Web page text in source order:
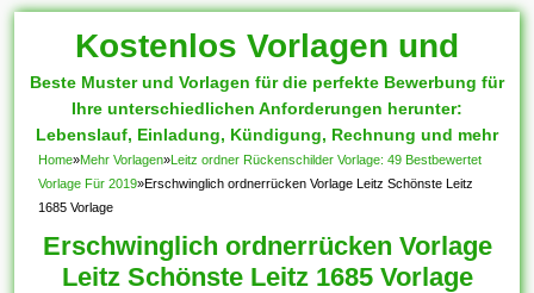
Kostenlos Vorlagen und
Muster
Beste Muster und Vorlagen für die perfekte Bewerbung für
Ihre unterschiedlichen Anforderungen herunter:
Lebenslauf, Einladung, Kündigung, Rechnung und mehr
Home»Mehr Vorlagen»Leitz ordner Rückenschilder Vorlage: 49 Bestbewertet
Vorlage Für 2019»Erschwinglich ordnerrücken Vorlage Leitz Schönste Leitz
1685 Vorlage
Erschwinglich ordnerrücken Vorlage
Leitz Schönste Leitz 1685 Vorlage